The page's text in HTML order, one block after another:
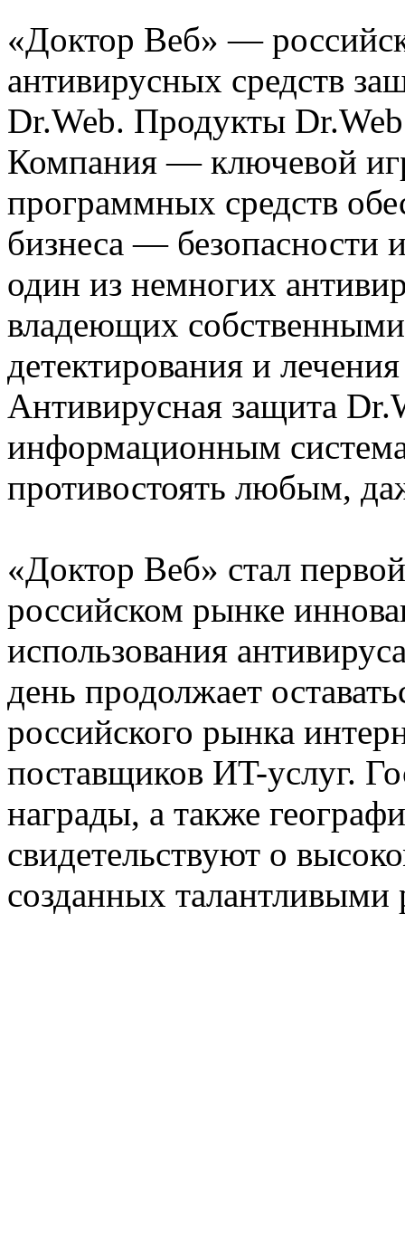
«Доктор Веб» —
антивирусных средств
Dr.Web. Продукты
Компания — ключевой
программных средств
бизнеса —
один из немногих
владеющих
детектирования и
Антивирусная защита
информационным
противостоять любым,
«Доктор Веб» стал
российском рынке
использования
день продолжает
российского рынка
поставщиков ИT-услуг.
награды, а также
свидетельствуют о
созданных